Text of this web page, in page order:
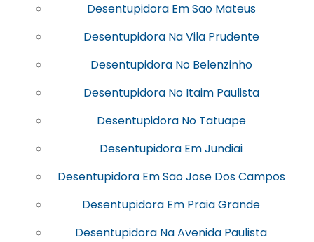
Desentupidora Em Sao Mateus
Desentupidora Na Vila Prudente
Desentupidora No Belenzinho
Desentupidora No Itaim Paulista
Desentupidora No Tatuape
Desentupidora Em Jundiai
Desentupidora Em Sao Jose Dos Campos
Desentupidora Em Praia Grande
Desentupidora Na Avenida Paulista